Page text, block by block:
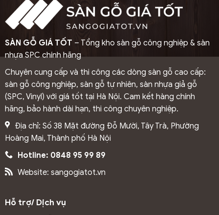
SÀN GỖ GIÁ TỐT – Tổng kho sàn gỗ công nghiệp & sàn
nhựa SPC chính hãng
Chuyên cung cấp và thi công các dòng sàn gỗ cao cấp:
sàn gỗ công nghiệp, sàn gỗ tự nhiên, sàn nhựa giả gỗ
(SPC, Vinyl) với giá tốt tại Hà Nội. Cam kết hàng chính
hãng, bảo hành dài hạn, thi công chuyên nghiệp.
Địa chỉ: Số 38 Mặt đường Đỗ Mười, Tây Trà, Phường
Hoàng Mai, Thành phố Hà Nội
Hotline: 0848 95 99 89
Website: sangogiatot.vn
Hỗ trợ/ Dịch vụ